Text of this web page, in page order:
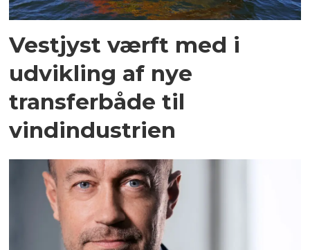
Vestjyst værft med i
udvikling af nye
transferbåde til
vindindustrien